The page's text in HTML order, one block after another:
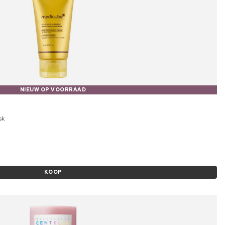
NIEUW OP VOORRAAD
KOOP